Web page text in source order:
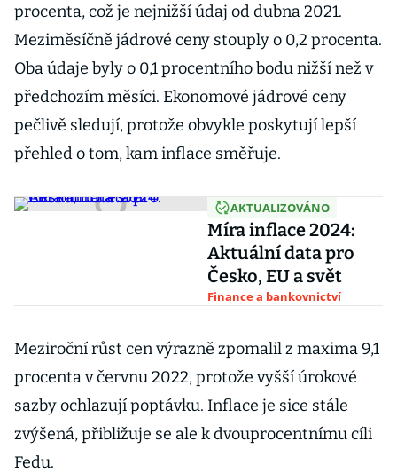
procenta, což je nejnižší údaj od dubna 2021.
Meziměsíčně jádrové ceny stouply o 0,2 procenta.
Oba údaje byly o 0,1 procentního bodu nižší než v
předchozím měsíci. Ekonomové jádrové ceny
pečlivě sledují, protože obvykle poskytují lepší
přehled o tom, kam inflace směřuje.
AKTUALIZOVÁNO
Míra inflace 2024:
Aktuální data pro
Česko, EU a svět
Finance a bankovnictví
Meziroční růst cen výrazně zpomalil z maxima 9,1
procenta v červnu 2022, protože vyšší úrokové
sazby ochlazují poptávku. Inflace je sice stále
zvýšená, přibližuje se ale k dvouprocentnímu cíli
Fedu.